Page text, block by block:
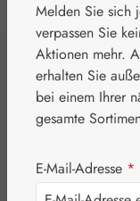
⌂ Pater
Melden Sie sich
verpassen Sie
Aktionen mehr.
erhalten Sie
bei einem Ihrer
gesamte
E-Mail-Adresse *